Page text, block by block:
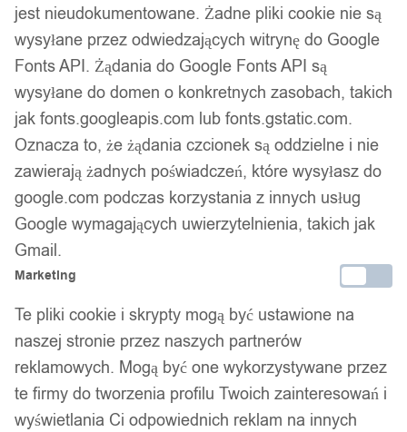
Opis produktu
Kupujesz 1 rolkę naklejek do kabli do drukarki NIIMBOT M2.
Rozmiar: 45*70mm, ok. 90 naklejek
Kolor: Biały
Do wydruku z użyciem M2 potrzebujesz - rolkę z naklejkami
i taśmę termotransferową w wybranym kolorze. Taśma ma
długość 24 metrów (kilkadziesiąt rolek).
Pamiętaj, że aby zachować gwarancje i sprawność
NIIMBOT od sprawdzonego oficjalnego dystrybutora.
Drukarka drukuje kilka etykiet na sekundę, jest to drukarka
termotransferowa wymagająca wkładów/teśm, ale za to potrafi
drukować w kolorze, a wytrzymałość wydruków to do 10-12 lat!
jest nieudokumentowane. Żadne pliki cookie nie są
wysyłane przez odwiedzających witrynę do Google
Fonts API. Żądania do Google Fonts API są
wysyłane do domen o konkretnych zasobach, takich
jak fonts.googleapis.com lub fonts.gstatic.com.
Oznacza to, że żądania czcionek są oddzielne i nie
zawierają żadnych poświadczeń, które wysyłasz do
google.com podczas korzystania z innych usług
Google wymagających uwierzytelnienia, takich jak
Gmail.
Marketing
Te pliki cookie i skrypty mogą być ustawione na
naszej stronie przez naszych partnerów
reklamowych. Mogą być one wykorzystywane przez
te firmy do tworzenia profilu Twoich zainteresowań i
wyświetlania Ci odpowiednich reklam na innych